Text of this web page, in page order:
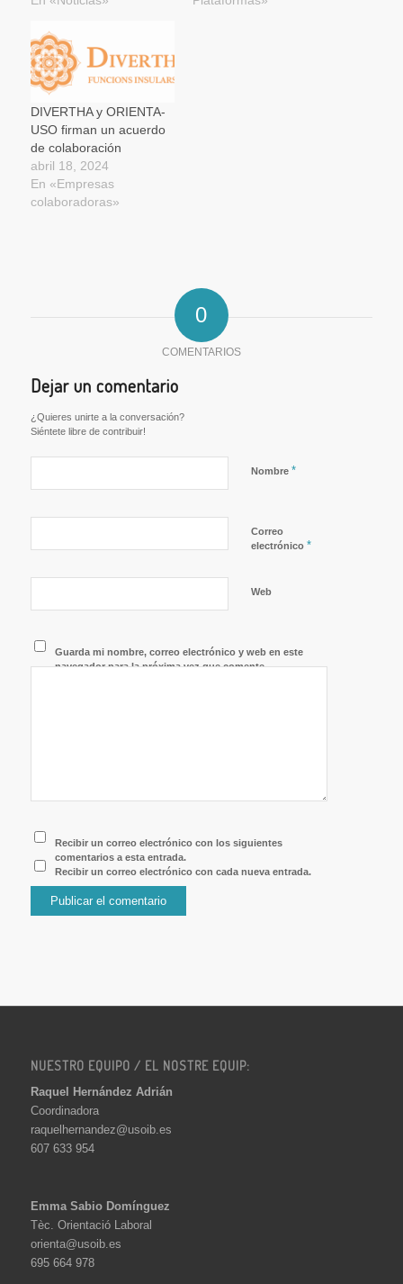
DIVERTHA y ORIENTA-
USO firman un acuerdo
de colaboración
abril 18, 2024
En «Empresas
colaboradoras»
0
COMENTARIOS
Dejar un comentario
¿Quieres unirte a la conversación?
Siéntete libre de contribuir!
Nombre *
Correo
electrónico *
Web
Guarda mi nombre, correo electrónico y web en este
navegador para la próxima vez que comente.
Recibir un correo electrónico con los siguientes
comentarios a esta entrada.
Recibir un correo electrónico con cada nueva entrada.
NUESTRO EQUIPO / EL NOSTRE EQUIP:
Raquel Hernández Adrián
Coordinadora
raquelhernandez@usoib.es
607 633 954
Emma Sabio Domínguez
Tèc. Orientació Laboral
orienta@usoib.es
695 664 978